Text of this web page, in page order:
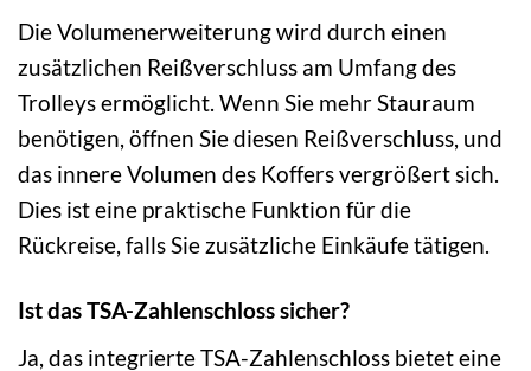
Die Volumenerweiterung wird durch einen
zusätzlichen Reißverschluss am Umfang des
Trolleys ermöglicht. Wenn Sie mehr Stauraum
benötigen, öffnen Sie diesen Reißverschluss, und
das innere Volumen des Koffers vergrößert sich.
Dies ist eine praktische Funktion für die
Rückreise, falls Sie zusätzliche Einkäufe tätigen.
Ist das TSA-Zahlenschloss sicher?
Ja, das integrierte TSA-Zahlenschloss bietet eine